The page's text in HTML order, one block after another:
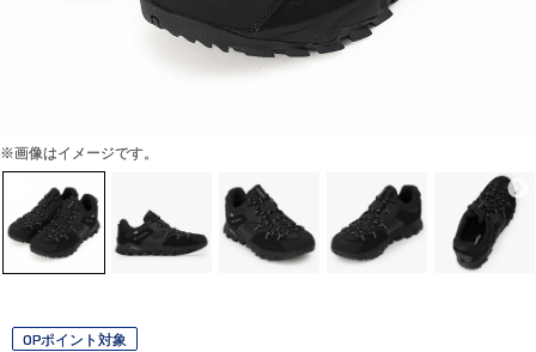
※画像はイメージです。
OPポイント対象